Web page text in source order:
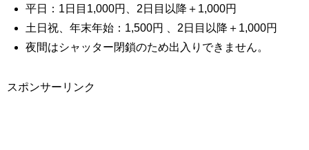
平日：1日目1,000円、2日目以降＋1,000円
土日祝、年末年始：1,500円 、2日目以降＋1,000円
夜間はシャッター閉鎖のため出入りできません。
スポンサーリンク